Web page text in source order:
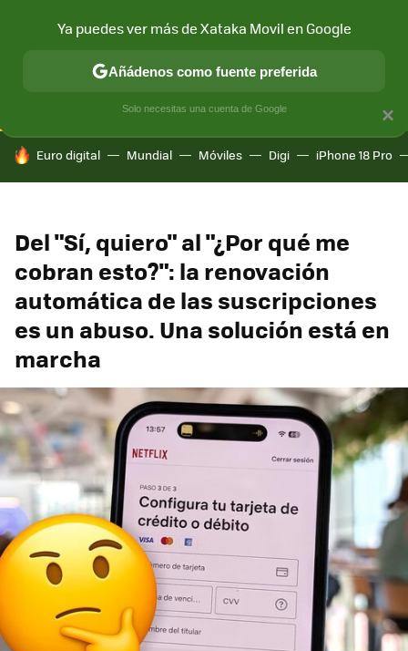
CONECTIVIDAD MÓVIL Y SOCIEDAD APLICACIONES
HOY SE HABLA DE
Euro digital Mundial Móviles Digi iPhone 18 Pro
Del "Sí, quiero" al "¿Por qué me
cobran esto?": la renovación
automática de las suscripciones
es un abuso. Una solución está en
marcha
×
Ya puedes ver más de Xataka Movil en Google
Añádenos como fuente preferida
Solo necesitas una cuenta de Google